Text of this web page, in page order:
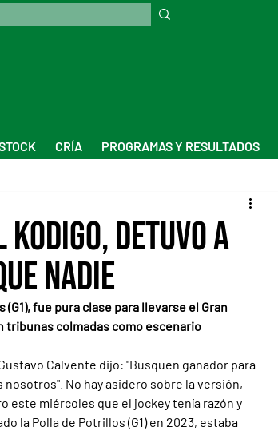
CRÍA PROGRAMAS Y RESULTADOS
detuvo a
nadie
fue pura clase para llevarse el Gran
tribunas colmadas como escenario
Calvente dijo: "Busquen ganador para
No hay asidero sobre la versión,
este miércoles que el jockey tenía razón y
la Polla de Potrillos (G1) en 2023, estaba